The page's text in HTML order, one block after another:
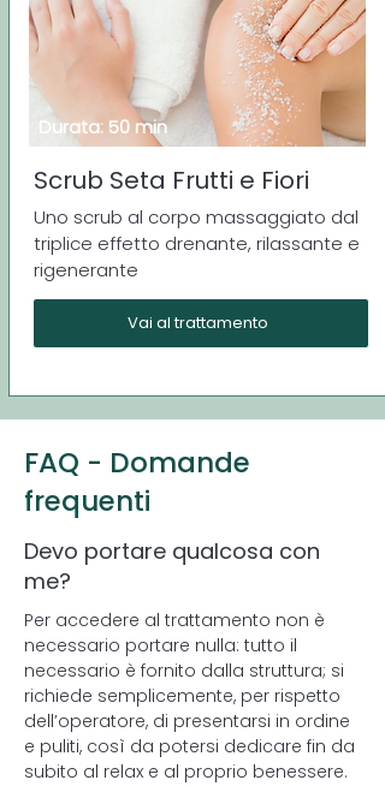
Durata: 50 min
Scrub Seta Frutti e Fiori
Uno scrub al corpo massaggiato dal
triplice effetto drenante, rilassante e
rigenerante
Vai al trattamento
FAQ - Domande
frequenti
Devo portare qualcosa con
me?
Per accedere al trattamento non è
necessario portare nulla: tutto il
necessario è fornito dalla struttura; si
richiede semplicemente, per rispetto
dell’operatore, di presentarsi in ordine
e puliti, così da potersi dedicare fin da
subito al relax e al proprio benessere.